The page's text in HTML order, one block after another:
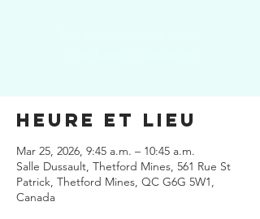
Heure et lieu
Mar 25, 2026, 9:45 a.m. – 10:45 a.m.
Salle Dussault, Thetford Mines, 561 Rue St
Patrick, Thetford Mines, QC G6G 5W1,
Canada